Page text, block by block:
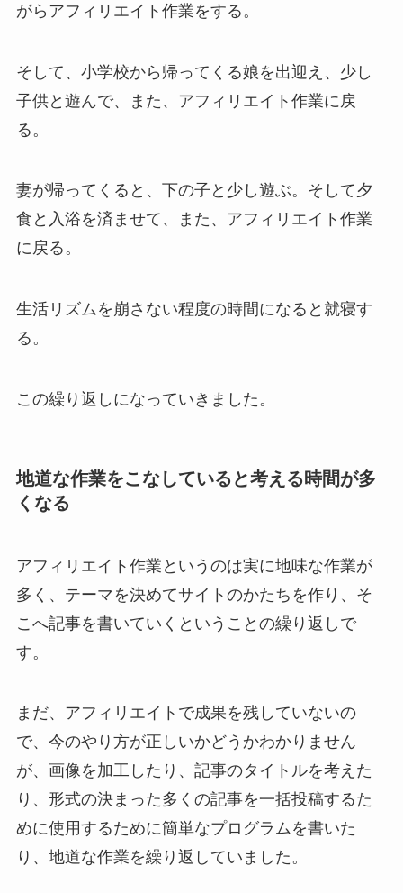
がらアフィリエイト作業をする。
そして、小学校から帰ってくる娘を出迎え、少し
子供と遊んで、また、アフィリエイト作業に戻
る。
妻が帰ってくると、下の子と少し遊ぶ。そして夕
食と入浴を済ませて、また、アフィリエイト作業
に戻る。
生活リズムを崩さない程度の時間になると就寝す
る。
この繰り返しになっていきました。
地道な作業をこなしていると考える時間が多
くなる
アフィリエイト作業というのは実に地味な作業が
多く、テーマを決めてサイトのかたちを作り、そ
こへ記事を書いていくということの繰り返しで
す。
まだ、アフィリエイトで成果を残していないの
で、今のやり方が正しいかどうかわかりません
が、画像を加工したり、記事のタイトルを考えた
り、形式の決まった多くの記事を一括投稿するた
めに使用するために簡単なプログラムを書いた
り、地道な作業を繰り返していました。